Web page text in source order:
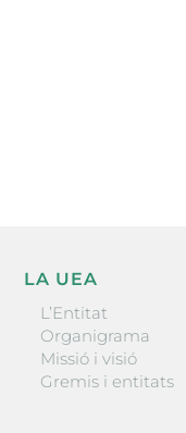
LA UEA
L’Entitat
Organigrama
Missió i visió
Gremis i entitats